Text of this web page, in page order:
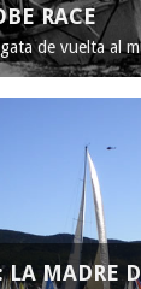
RACE
de vuelta al
LA MADRE